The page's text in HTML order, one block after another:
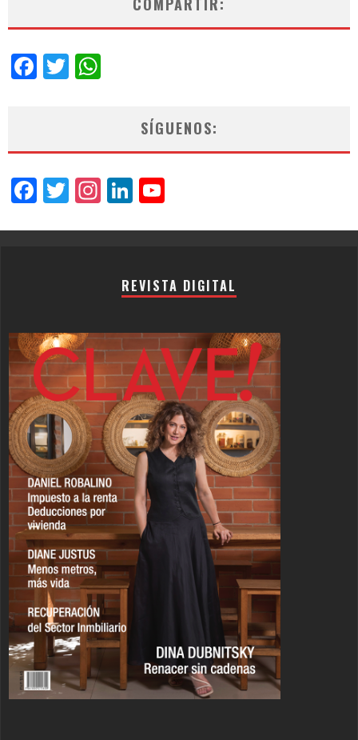
Facebook
Twitter
SÍGUENOS:
Facebook
Twitter
Instagram
LinkedIn
REVISTA DIGITAL